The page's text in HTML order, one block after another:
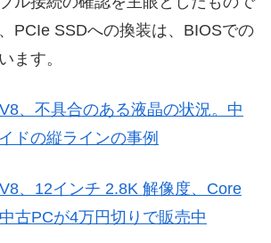
PCIe SSDへの換装は、BIOSでの
ます。
、不具合のある液晶の状況。中
ドの縦ラインの事例
、12インチ 2.8K 解像度、Core
古PCが4万円切りで販売中